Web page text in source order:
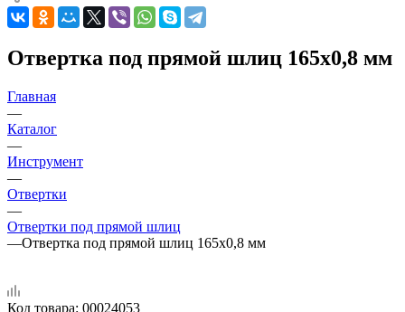
Отвертка под прямой шлиц 165х0,8 мм
Главная
—
Каталог
—
Инструмент
—
Отвертки
—
Отвертки под прямой шлиц
—Отвертка под прямой шлиц 165х0,8 мм
Код товара: 00024053